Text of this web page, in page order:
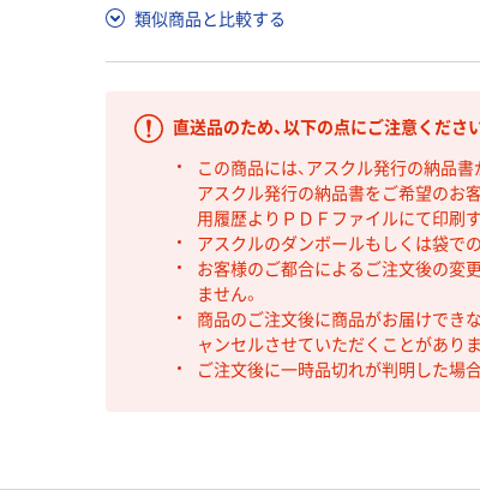
類似商品と比較する
直送品のため、以下の点にご注意ください
この商品には、アスクル発行の納品
アスクル発行の納品書をご希望のお
用履歴よりＰＤＦファイルにて印刷
アスクルのダンボールもしくは袋で
お客様のご都合によるご注文後の変更
ません。
商品のご注文後に商品がお届けでき
ャンセルさせていただくことがありま
ご注文後に一時品切れが判明した場